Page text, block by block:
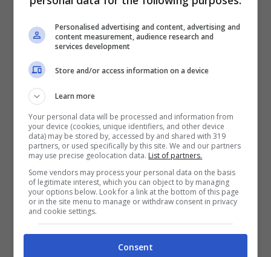
Serie A. Nelle ultime ore è uscita fuori una
squadra del bomber ex Inter, che potrebbe
proseguire la sua esperienza nel campionato
italiano con la maglia di un altro club.
Secondo quanto riportato daSky Sport
dirigenti inglesi avrebbero proposto aDe
Laurentiis di portare a Napoli Lukakued
inserirlo dell’affare Osimhen-Chelsea. Il belga
può essere una delle contropartite per il
Personalised advertising and content, advertising and
content measurement, audience research and
services development
Store and/or access information on a device
Learn more
Your personal data will be processed and information from
your device (cookies, unique identifiers, and other device
data) may be stored by, accessed by and shared with 319
partners, or used specifically by this site. We and our partners
may use precise geolocation data. List of partners.
Some vendors may process your personal data on the basis
of legitimate interest, which you can object to by managing
your options below. Look for a link at the bottom of this page
or in the site menu to manage or withdraw consent in privacy
and cookie settings.
Consent